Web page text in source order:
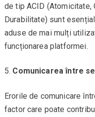
de tip ACID
Durabilitate) sunt
aduse de mai mulți
funcționarea platformei.
Comunicarea între
Erorile de comunicare
factor care poate